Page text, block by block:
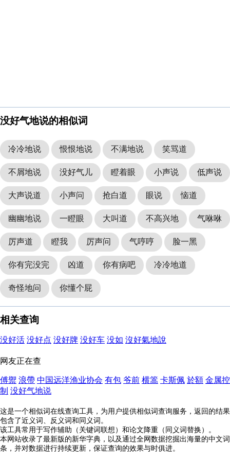
没好气地说的相似词
冷冷地说 恨恨地说 不满地说 笑骂道
不屑地说 没好气儿 瞪着眼 小声说 低声说
大声说道 小声问 抢白道 眼说 恼道
幽幽地说 一瞪眼 大叫道 不高兴地 气咻咻
厉声道 瞪我 厉声问 气哼哼 脸一黑
你有完没完 凶道 你有病吧 冷冷地道
奇怪地问 你懂个屁
相关查询
没好活 没好点 没好牌 没好车 没如 沒好氣地說
网友正在查
傅禦 浪帶 中国远洋渔业协会 有包 爷前 横篙 卡斯佩 於額 金属控
制 没好气地说
这是一个相似词在线查询工具，为用户提供相似词查询服务，返回的结果
包含了近义词、反义词和同义词。
该工具常用于写作辅助（关键词联想）和论文降重（同义词替换）。
本网站收录了最新版的新华字典，以及通过全网数据挖掘出海量的中文词
条，并对数据进行持续更新，保证查询的效果与时俱进。